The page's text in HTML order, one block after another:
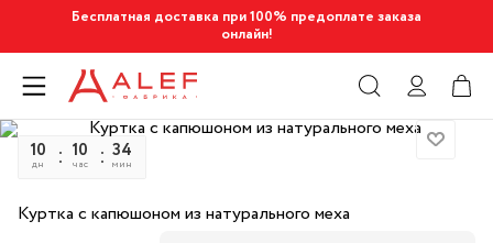
Бесплатная доставка при 100% предоплате заказа
онлайн!
10
дн
10
час
34
мин
Куртка с капюшоном из натурального меха